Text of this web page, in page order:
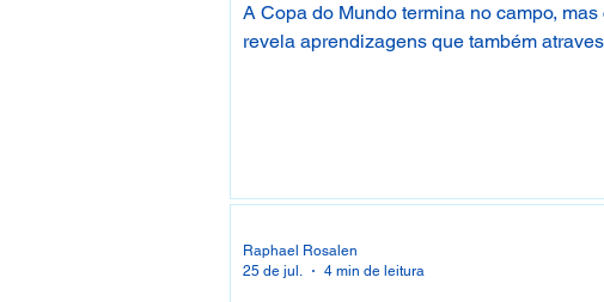
A Copa do Mundo termina no campo,
revela aprendizagens que também
Raphael Rosalen
25 de jul.
4 min de leitura